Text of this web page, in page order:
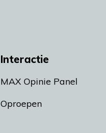
Interactie
MAX Opinie Panel
Oproepen